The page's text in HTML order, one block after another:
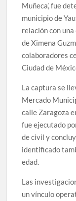
Muñeca’, fue
municipio de
relación con
de Ximena
colaboradores
Ciudad de
La captura se
Mercado
calle Zaragoza
fue ejecutado
de civil y
identificado
edad.
Las
un vínculo